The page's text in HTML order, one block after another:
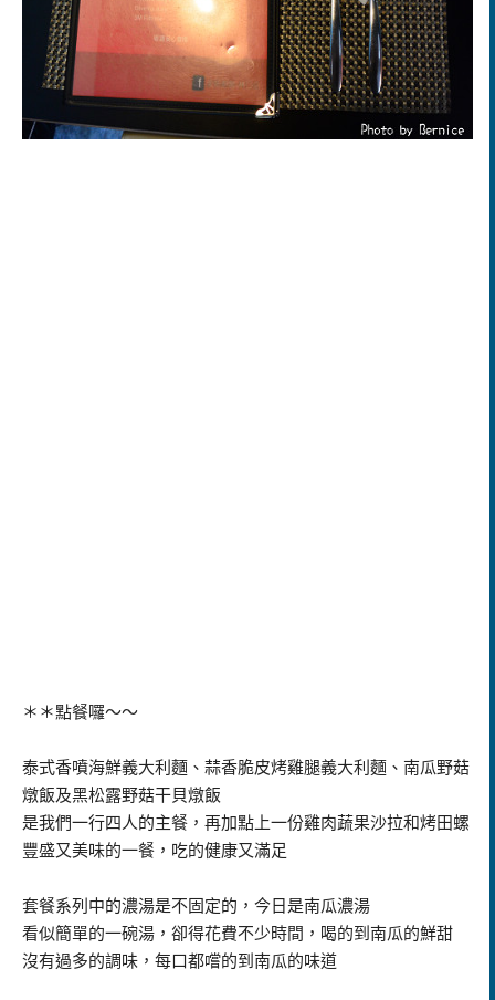
＊＊點餐囉～～
泰式香噴海鮮義大利麵、蒜香脆皮烤雞腿義大利麵、南瓜野菇
燉飯及黑松露野菇干貝燉飯
是我們一行四人的主餐，再加點上一份雞肉蔬果沙拉和烤田螺
豐盛又美味的一餐，吃的健康又滿足
套餐系列中的濃湯是不固定的，今日是南瓜濃湯
看似簡單的一碗湯，卻得花費不少時間，喝的到南瓜的鮮甜
沒有過多的調味，每口都嚐的到南瓜的味道